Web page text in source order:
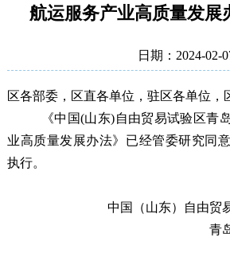
航运服务产业高质量发展
日期：2024-02-
区各部委，区直各单位，驻区各单位，
《中国(山东)自由贸易试验区青
业高质量发展办法》 已经管委研究同
执行。
中 国（山东）自由贸
青